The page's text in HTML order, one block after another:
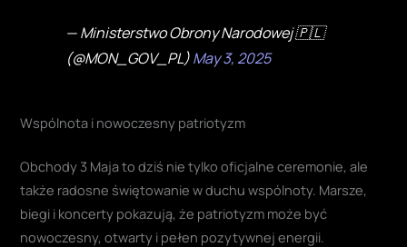
— Ministerstwo Obrony Narodowej 🇵🇱
(@MON_GOV_PL)May 3, 2025
Wspólnota i nowoczesny patriotyzm
Obchody 3 Maja to dziś nie tylko oficjalne ceremonie, ale
także radosne świętowanie w duchu wspólnoty. Marsze,
biegi i koncerty pokazują, że patriotyzm może być
nowoczesny, otwarty i pełen pozytywnej energii.